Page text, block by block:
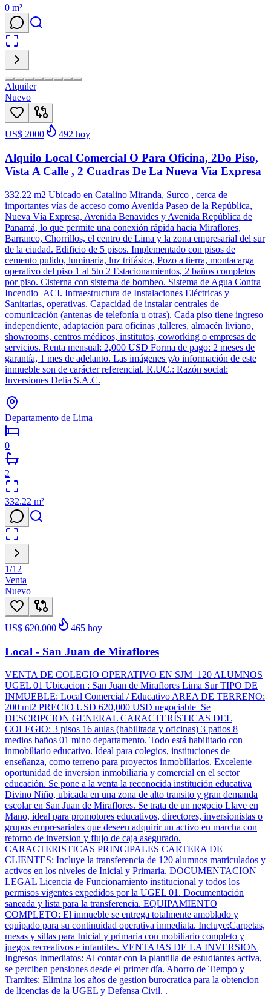
0 m²
Alquiler
Nuevo
US$ 2000 492 hoy
Alquilo Local Comercial O Para Oficina, 2Do Piso,
Vista A Calle , 2 Cuadras De La Nueva Via Expresa
332.22 m2 Ubicado en Catalino Miranda, Surco , cerca de
importantes vías de acceso como Avenida Paseo de la República,
Nueva Vía Expresa, Avenida Benavides y Avenida República de
Panamá, lo que permite una conexión rápida hacia Miraflores,
Barranco, Chorrillos, el centro de Lima y la zona empresarial del sur
de la ciudad. Edificio de 5 pisos. Implementado con pisos de
cemento pulido, luminaria, luz trifásica, Pozo a tierra, montacarga
operativo del piso 1 al 5to 2 Estacionamientos, 2 baños completos
por piso. Cisterna con sistema de bombeo. Sistema de Agua Contra
Incendio–ACI. Infraestructura de Instalaciones Eléctricas y
Sanitarias, operativas. Capacidad de instalar centrales de
comunicación (antenas de telefonía u otras). Cada piso tiene ingreso
independiente, adaptación para oficinas ,talleres, almacén liviano,
showrooms, centros médicos, institutos, coworking o empresas de
servicios. Renta mensual: 2,000 USD Forma de pago: 2 meses de
garantía, 1 mes de adelanto. Las imágenes y/o información de este
inmueble son de carácter referencial. R.UC.: Razón social:
Inversiones Delia S.A.C.
Departamento de Lima
0
2
332.22 m²
1/12
Venta
Nuevo
US$ 620.000 465 hoy
Local - San Juan de Miraflores
VENTA DE COLEGIO OPERATIVO EN SJM 120 ALUMNOS
UGEL 01 Ubicacion : San Juan de Miraflores Lima Sur TIPO DE
INMUEBLE: Local Comercial / Educativo AREA DE TERRENO:
200 mt2 PRECIO USD 620,000 USD negociable Se
DESCRIPCION GENERAL CARACTERÍSTICAS DEL
COLEGIO: 3 pisos 16 aulas (habilitada y oficinas) 3 patios 8
medios baños 01 mino departamento. Todo está habilitado con
inmobiliario educativo. Ideal para colegios, instituciones de
enseñanza, como terreno para proyectos inmobiliarios. Excelente
oportunidad de inversion inmobiliaria y comercial en el sector
educación. Se pone a la venta la reconocida institución educativa
Divino Niño, ubicada en una zona de alto transito y gran demanda
escolar en San Juan de Miraflores. Se trata de un negocio Llave en
Mano, ideal para promotores educativos, directores, inversionistas o
grupos empresariales que deseen adquirir un activo en marcha con
retorno de inversion y flujo de caja asegurado.
CARACTERISTICAS PRINCIPALES CARTERA DE
CLIENTES: Incluye la transferencia de 120 alumnos matriculados y
activos en los niveles de Inicial y Primaria. DOCUMENTACION
LEGAL Licencia de Funcionamiento institucional y todos los
permisos vigentes expedidos por la UGEL 01. Documentación
saneada y lista para la transferencia. EQUIPAMIENTO
COMPLETO: El inmueble se entrega totalmente amoblado y
equipado para su continuidad operativa inmediata. Incluye:Carpetas,
mesas y sillas para Inicial y primaria con mobiliario completo y
juegos recreativos e infantiles. VENTAJAS DE LA INVERSION
Ingresos Inmediatos: Al contar con la plantilla de estudiantes activa,
se perciben pensiones desde el primer día. Ahorro de Tiempo y
Tramites: Elimina los años de gestion burocratica para la obtencion
de licencias de la UGEL y Defensa Civil. .